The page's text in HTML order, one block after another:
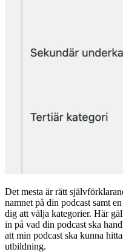
Det mesta är rätt
namnet på din podcast samt
dig att välja kategorier. Här
in på vad din podcast ska
att min podcast ska kunna
utbildning.